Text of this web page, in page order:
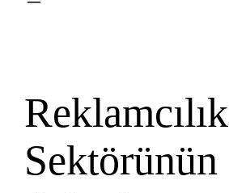
Reklamcılık
Sektörünün